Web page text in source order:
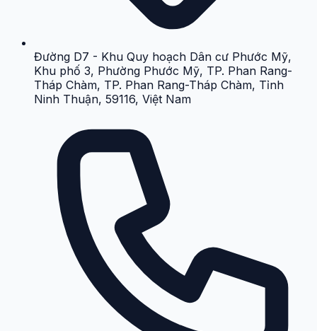
Đường D7 - Khu Quy hoạch Dân cư Phước Mỹ,
Khu phố 3, Phường Phước Mỹ, TP. Phan Rang-
Tháp Chàm, TP. Phan Rang-Tháp Chàm, Tỉnh
Ninh Thuận, 59116, Việt Nam